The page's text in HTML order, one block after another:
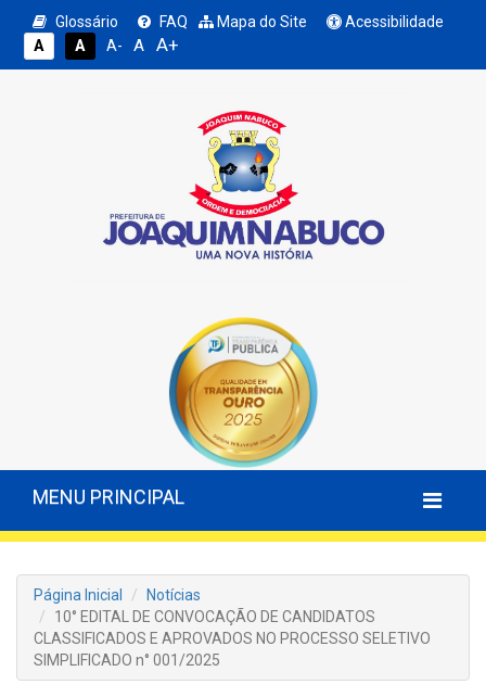
Glossário FAQ Mapa do Site
Acessibilidade
A
A A- A A+
MENU PRINCIPAL
Página Inicial
Notícias
10° EDITAL DE CONVOCAÇÃO DE CANDIDATOS
CLASSIFICADOS E APROVADOS NO PROCESSO SELETIVO
SIMPLIFICADO n° 001/2025